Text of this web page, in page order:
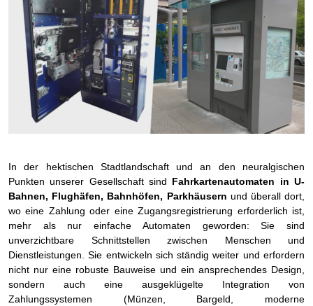
In der hektischen Stadtlandschaft und an den neuralgischen
Punkten unserer Gesellschaft sind Fahrkartenautomaten in U-
Bahnen, Flughäfen, Bahnhöfen, Parkhäusern und überall dort,
wo eine Zahlung oder eine Zugangsregistrierung erforderlich ist,
mehr als nur einfache Automaten geworden: Sie sind
unverzichtbare Schnittstellen zwischen Menschen und
Dienstleistungen. Sie entwickeln sich ständig weiter und erfordern
nicht nur eine robuste Bauweise und ein ansprechendes Design,
sondern auch eine ausgeklügelte Integration von
Zahlungssystemen (Münzen, Bargeld, moderne